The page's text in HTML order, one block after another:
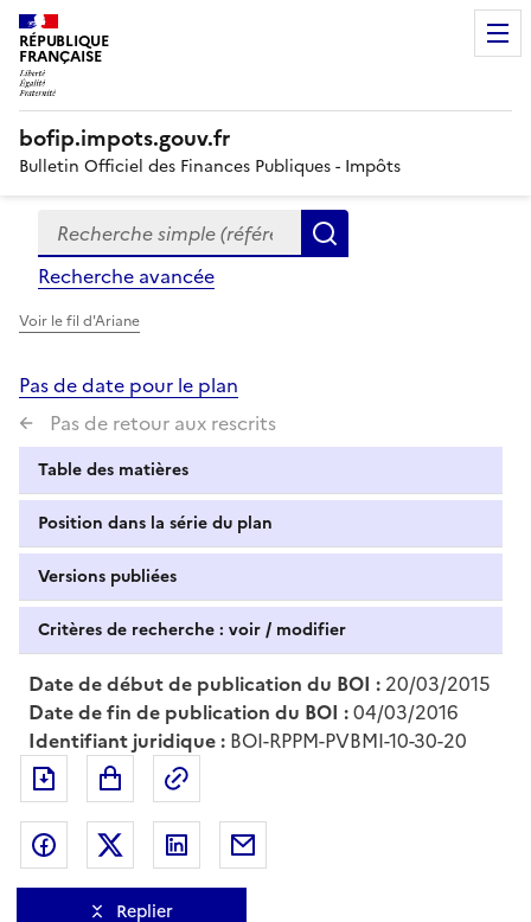
RÉPUBLIQUE
FRANÇAISE
bofip.impots.gouv.fr
Bulletin Officiel des Finances Publiques - Impôts
Formulaire
de
recherche
Recherche simple (références, mots clés, partie du
Recherche avancée
Voir le fil d'Ariane
Pas de date pour le plan
Pas de retour aux rescrits
Table des matières
Position dans la série du plan
Versions publiées
Critères de recherche : voir / modifier
Date de début de publication du BOI : 20/03/2015
Date de fin de publication du BOI :04/03/2016
Identifiant juridique : BOI-RPPM-PVBMI-10-30-20
Exporter le document au format pdf
Partager sur Facebook
Partager sur Twitter
Partager sur LinkedIn
Replier